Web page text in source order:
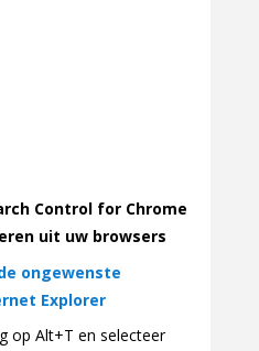
Control for Chrome
uit uw browsers
ongewenste
Explorer
op Alt+T en selecteer